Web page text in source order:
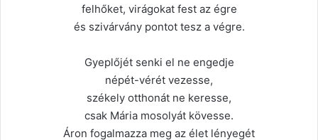
felhőket, virágokat fest az égre
és szivárvány pontot tesz a végre.
Gyeplőjét senki el ne engedje
népét-vérét vezesse,
székely otthonát ne keresse,
csak Mária mosolyát kövesse.
Áron fogalmazza meg az élet lényegét